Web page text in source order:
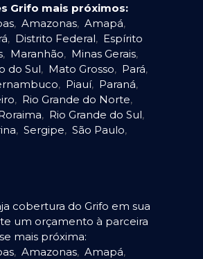
Grifo mais próximos:
, Amazonas, Amapá,
, Distrito Federal, Espírito
, Maranhão, Minas Gerais,
do Sul, Mato Grosso, Pará,
, Piauí, Paraná,
, Rio Grande do Norte,
, Rio Grande do Sul,
, Sergipe, São Paulo,
cobertura do Grifo em sua
um orçamento à parceira
mais próxima:
, Amazonas, Amapá,